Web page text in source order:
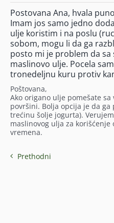
Postovana Ana, hvala
Imam jos samo jedno
ulje koristim i na poslu
sobom, mogu li da ga
posto mi je problem da
maslinovo ulje. Pocela
tronedeljnu kuru protiv
Poštovana,
Ako origano ulje pomešate
površini. Bolja opcija je da
trećinu šolje jogurta).
maslinovog ulja za
vremena.
Prethodni